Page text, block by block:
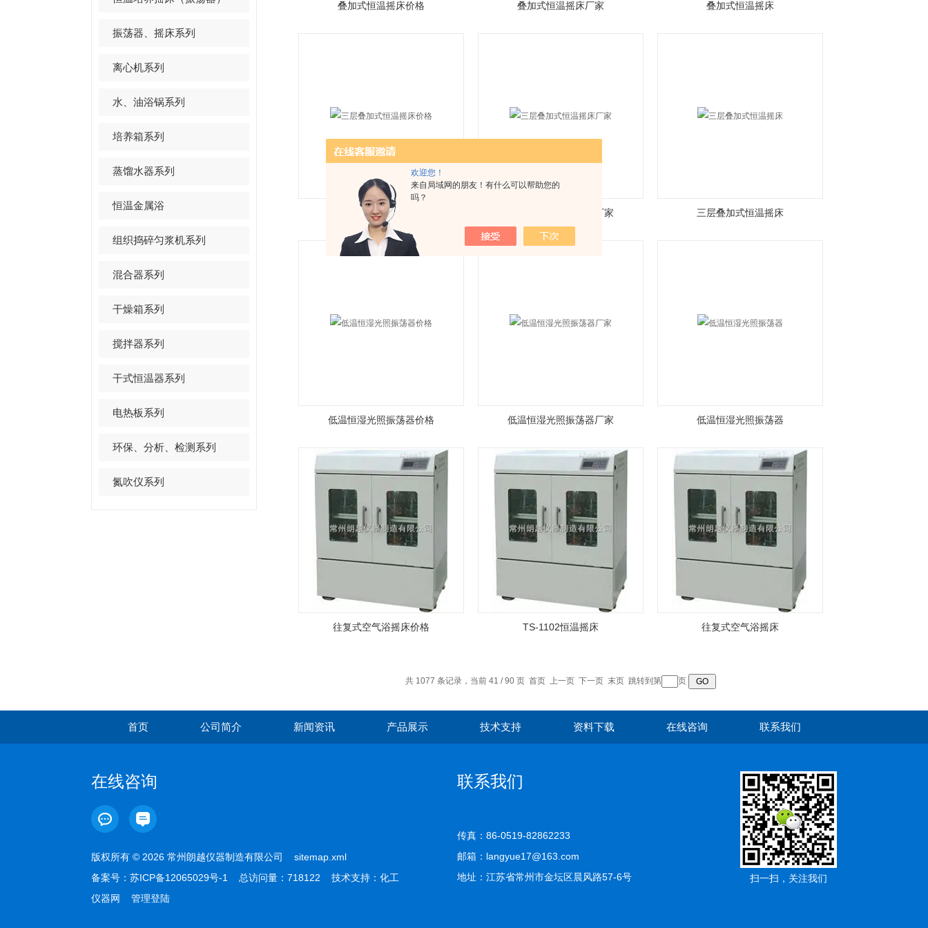
欢迎您！
来自局域网的朋友！有什么可以帮助您的
吗？
振荡器、摇床系列
离心机系列
水、油浴锅系列
培养箱系列
蒸馏水器系列
恒温金属浴
组织捣碎匀浆机系列
混合器系列
干燥箱系列
搅拌器系列
干式恒温器系列
电热板系列
环保、分析、检测系列
氮吹仪系列
叠加式恒温摇床价格 叠加式恒温摇床厂家 叠加式恒温摇床
三层叠加式恒温摇床价格 三层叠加式恒温摇床厂家 三层叠加式恒温摇床
低温恒湿光照振荡器价格 低温恒湿光照振荡器厂家 低温恒湿光照振荡器
往复式空气浴摇床价格 TS-1102恒温摇床 往复式空气浴摇床
共 1077 条记录，当前 41 / 90 页 首页 上一页 下一页 末页 跳转到第 页
首页 公司简介 新闻资讯 产品展示 技术支持 资料下载 在线咨询 联系我们
在线咨询
版权所有 © 2026 常州朗越仪器制造有限公司 sitemap.xml
备案号： 苏ICP备12065029号-1 总访问量：718122 技术支持： 化工
仪器网
管理登陆
联系我们
传真：86-0519-82862233
邮箱：langyue17@163.com
地址：江苏省常州市金坛区晨风路57-6号
扫一扫，关注我们